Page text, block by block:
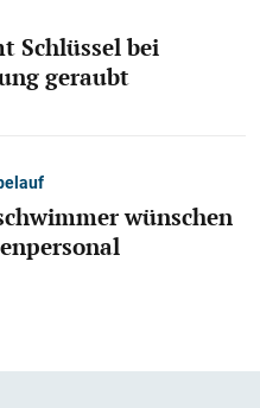
Schlüssel bei
geraubt
wünschen